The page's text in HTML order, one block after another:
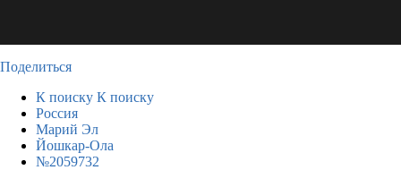
Поделиться
К поиску К поиску
Россия
Марий Эл
Йошкар-Ола
№2059732